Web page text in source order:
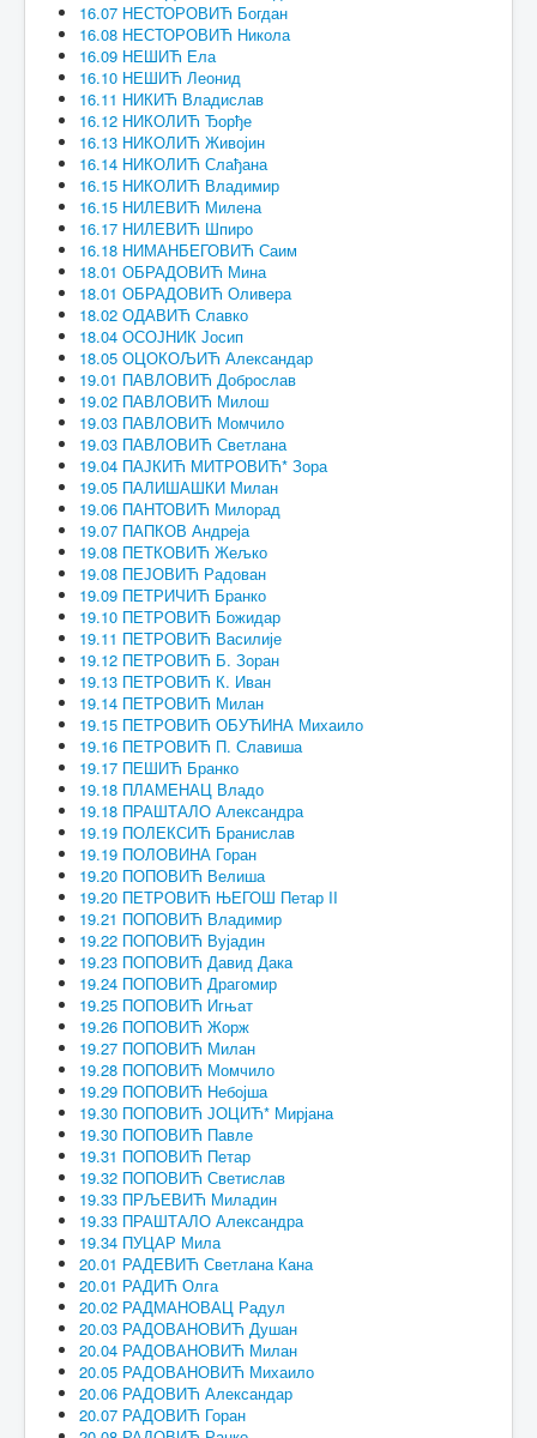
16.07 НЕСТОРОВИЋ Богдан
16.08 НЕСТОРОВИЋ Никола
16.09 НЕШИЋ Ела
16.10 НЕШИЋ Леонид
16.11 НИКИЋ Владислав
16.12 НИКОЛИЋ Ђорђе
16.13 НИКОЛИЋ Живојин
16.14 НИКОЛИЋ Слађана
16.15 НИКОЛИЋ Владимир
16.15 НИЛЕВИЋ Милена
16.17 НИЛЕВИЋ Шпиро
16.18 НИМАНБЕГОВИЋ Саим
18.01 ОБРАДОВИЋ Мина
18.01 ОБРАДОВИЋ Оливера
18.02 ОДАВИЋ Славко
18.04 ОСОЈНИК Јосип
18.05 ОЦОКОЉИЋ Александар
19.01 ПАВЛОВИЋ Доброслав
19.02 ПАВЛОВИЋ Милош
19.03 ПАВЛОВИЋ Момчило
19.03 ПАВЛОВИЋ Светлана
19.04 ПАЈКИЋ МИТРОВИЋ* Зора
19.05 ПАЛИШАШКИ Милан
19.06 ПАНТОВИЋ Милорад
19.07 ПАПКОВ Андреја
19.08 ПЕТКОВИЋ Жељко
19.08 ПЕЈОВИЋ Радован
19.09 ПЕТРИЧИЋ Бранко
19.10 ПЕТРОВИЋ Божидар
19.11 ПЕТРОВИЋ Василије
19.12 ПЕТРОВИЋ Б. Зоран
19.13 ПЕТРОВИЋ К. Иван
19.14 ПЕТРОВИЋ Милан
19.15 ПЕТРОВИЋ ОБУЋИНА Михаило
19.16 ПЕТРОВИЋ П. Славиша
19.17 ПЕШИЋ Бранко
19.18 ПЛАМЕНАЦ Владо
19.18 ПРАШТАЛО Александра
19.19 ПОЛЕКСИЋ Бранислав
19.19 ПОЛОВИНА Горан
19.20 ПОПОВИЋ Велиша
19.20 ПЕТРОВИЋ ЊЕГОШ Петар II
19.21 ПОПОВИЋ Владимир
19.22 ПОПОВИЋ Вујадин
19.23 ПОПОВИЋ Давид Дака
19.24 ПОПОВИЋ Драгомир
19.25 ПОПОВИЋ Игњат
19.26 ПОПОВИЋ Жорж
19.27 ПОПОВИЋ Милан
19.28 ПОПОВИЋ Момчило
19.29 ПОПОВИЋ Небојша
19.30 ПОПОВИЋ ЈОЦИЋ* Мирјана
19.30 ПОПОВИЋ Павле
19.31 ПОПОВИЋ Петар
19.32 ПОПОВИЋ Светислав
19.33 ПРЉЕВИЋ Миладин
19.33 ПРАШТАЛО Александра
19.34 ПУЦАР Мила
20.01 РАДЕВИЋ Светлана Кана
20.01 РАДИЋ Олга
20.02 РАДМАНОВАЦ Радул
20.03 РАДОВАНОВИЋ Душан
20.04 РАДОВАНОВИЋ Милан
20.05 РАДОВАНОВИЋ Михаило
20.06 РАДОВИЋ Александар
20.07 РАДОВИЋ Горан